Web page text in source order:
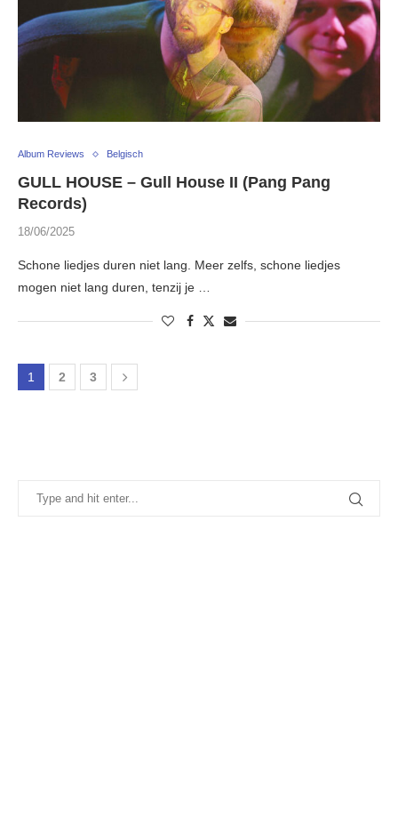
Album Reviews Belgisch
GULL HOUSE – Gull House II (Pang Pang
Records)
18/06/2025
Schone liedjes duren niet lang. Meer zelfs, schone liedjes
mogen niet lang duren, tenzij je …
1 2 3